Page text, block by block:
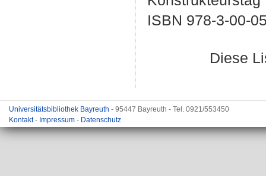
ISBN 978-3-00-
Diese
Universitätsbibliothek Bayreuth - 95447 Bayreuth - Tel. 0921/553450
Kontakt- Impressum - Datenschutz